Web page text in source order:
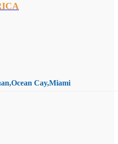
Cay,Miami